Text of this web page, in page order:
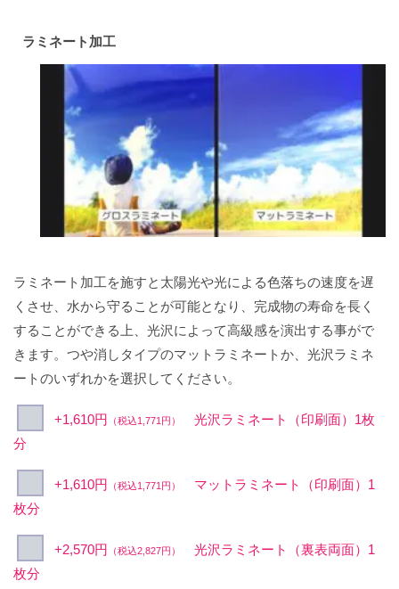
ラミネート加工
ラミネート加工を施すと太陽光や光による色落ちの速度を遅
くさせ、水から守ることが可能となり、完成物の寿命を長く
することができる上、光沢によって高級感を演出する事がで
きます。つや消しタイプのマットラミネートか、光沢ラミネ
ートのいずれかを選択してください。
+1,610円 （税込1,771円）
光沢ラミネート（印刷面）1枚
分
+1,610円 （税込1,771円）
マットラミネート（印刷面）1
枚分
+2,570円 （税込2,827円）
光沢ラミネート（裏表両面）1
枚分